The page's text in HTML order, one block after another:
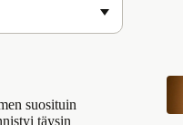
suosituin
täysin